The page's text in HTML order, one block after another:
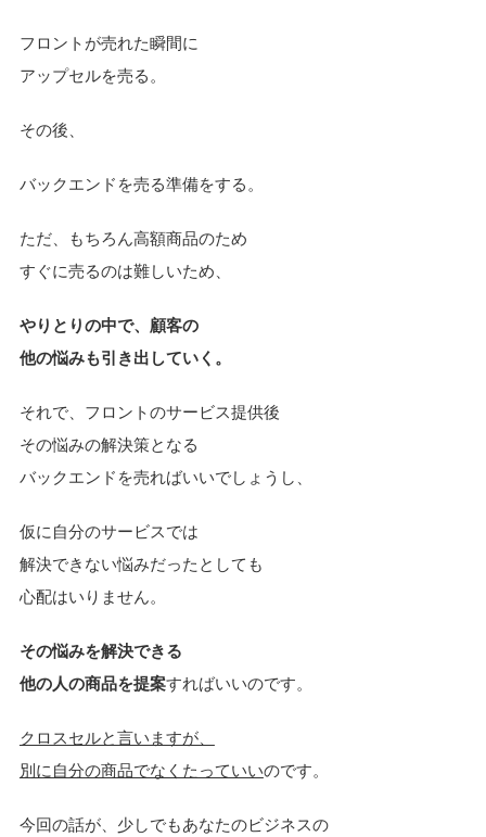
フロントが売れた瞬間に
アップセルを売る。
その後、
バックエンドを売る準備をする。
ただ、もちろん高額商品のため
すぐに売るのは難しいため、
やりとりの中で、顧客の
他の悩みも引き出していく。
それで、フロントのサービス提供後
その悩みの解決策となる
バックエンドを売ればいいでしょうし、
仮に自分のサービスでは
解決できない悩みだったとしても
心配はいりません。
その悩みを解決できる
他の人の商品を提案すればいいのです。
クロスセルと言いますが、
別に自分の商品でなくたっていいのです。
今回の話が、少しでもあなたのビジネスの